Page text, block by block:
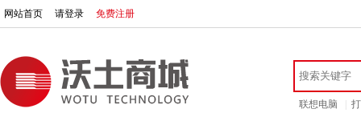
网站首页 请登录 免费注册
联想电脑